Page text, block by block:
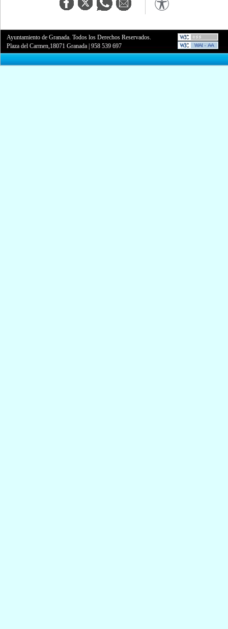
Ayuntamiento de Granada. Todos los Derechos Reservados.
Plaza del Carmen,18071 Granada |958 539 697